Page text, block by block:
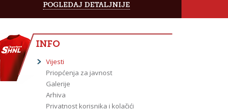
POGLEDAJ DETALJNIJE
INFO
Vijesti
Priopćenja za javnost
Galerije
Arhiva
Privatnost korisnika i kolačići